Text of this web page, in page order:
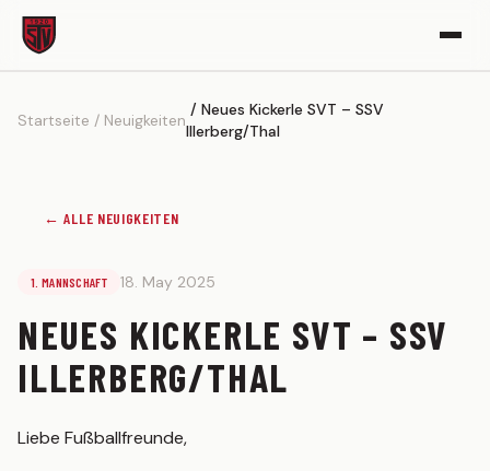
VEREIN
Kickerle-Archiv
1. MANNSCHAFT
Spielplan
Tabelle
Startseite Neuigkeiten
Neues Kickerle SVT – SSV
Illerberg/Thal
← ALLE NEUIGKEITEN
1. MANNSCHAFT 18. May 2025
NEUES KICKERLE SVT – SSV
ILLERBERG/THAL
Liebe Fußballfreunde,